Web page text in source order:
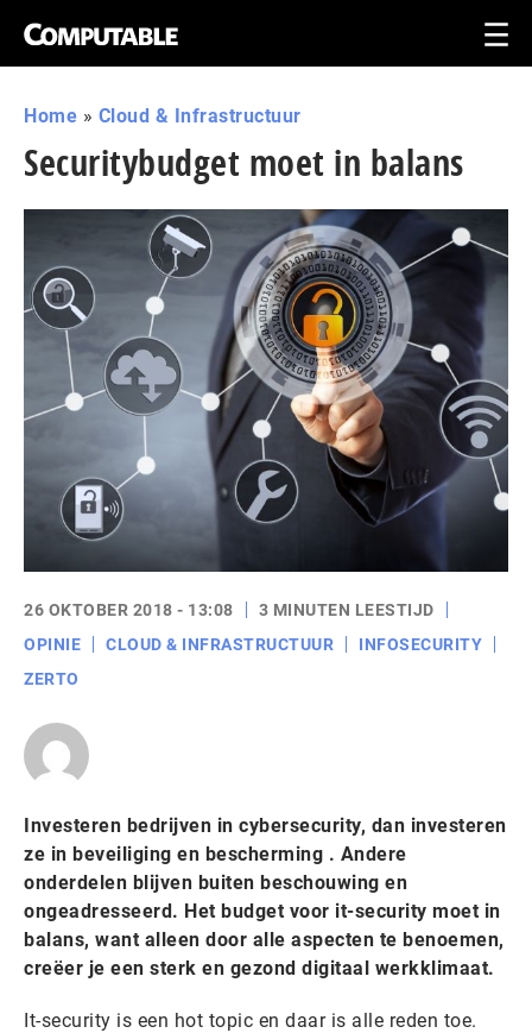
Home » Cloud & Infrastructuur
Securitybudget moet in balans
26 OKTOBER 2018 - 13:08
3 MINUTEN LEESTIJD
OPINIE
CLOUD & INFRASTRUCTUUR
INFOSECURITY
ZERTO
Investeren bedrijven in cybersecurity, dan investeren
ze in beveiliging en bescherming . Andere
onderdelen blijven buiten beschouwing en
ongeadresseerd. Het budget voor it-security moet in
balans, want alleen door alle aspecten te benoemen,
creëer je een sterk en gezond digitaal werkklimaat.
It-security is een hot topic en daar is alle reden toe.